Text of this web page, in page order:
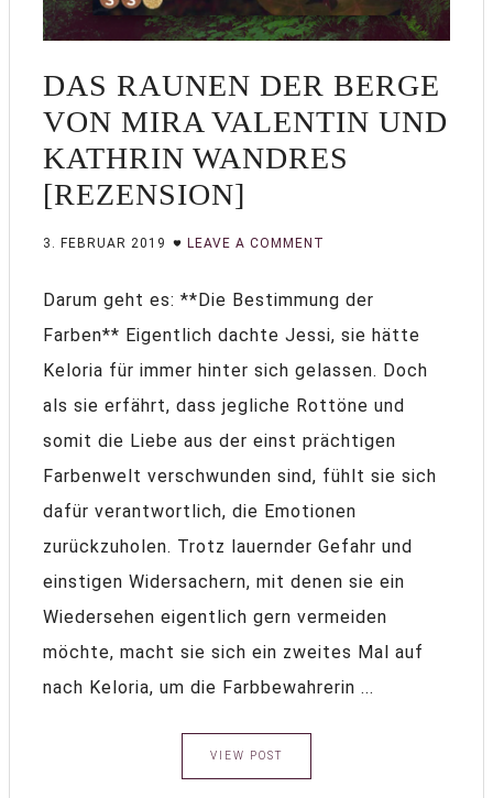
DAS RAUNEN DER BERGE
VON MIRA VALENTIN UND
KATHRIN WANDRES
[REZENSION]
3. FEBRUAR 2019 LEAVE A COMMENT
Darum geht es: **Die Bestimmung der
Farben** Eigentlich dachte Jessi, sie hätte
Keloria für immer hinter sich gelassen. Doch
als sie erfährt, dass jegliche Rottöne und
somit die Liebe aus der einst prächtigen
Farbenwelt verschwunden sind, fühlt sie sich
dafür verantwortlich, die Emotionen
zurückzuholen. Trotz lauernder Gefahr und
einstigen Widersachern, mit denen sie ein
Wiedersehen eigentlich gern vermeiden
möchte, macht sie sich ein zweites Mal auf
nach Keloria, um die Farbbewahrerin ...
VIEW POST